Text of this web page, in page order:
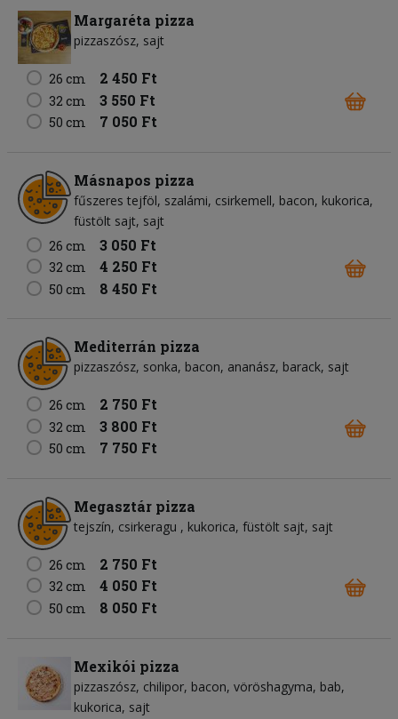
Margaréta pizza
pizzaszósz sajt
26 cm 2 450 Ft
32 cm 3 550 Ft
50 cm 7 050 Ft
Másnapos pizza
fűszeres tejföl szalámi csirkemell bacon kukorica
füstölt sajt sajt
26 cm
3 050 Ft
32 cm 4 250 Ft
50 cm 8 450 Ft
Mediterrán pizza
pizzaszósz sonka bacon ananász barack sajt
26 cm 2 750 Ft
32 cm 3 800 Ft
50 cm 7 750 Ft
Megasztár pizza
tejszín csirkeragu kukorica füstölt sajt sajt
26 cm 2 750 Ft
32 cm 4 050 Ft
50 cm 8 050 Ft
Mexikói pizza
pizzaszósz chilipor bacon vöröshagyma bab
kukorica sajt